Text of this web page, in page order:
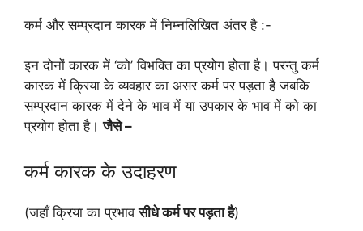
कर्म और सम्प्रदान कारक में निम्नलिखित अंतर है :-
इन दोनों कारक में ‘को’ विभक्ति का प्रयोग होता है। परन्तु कर्म
कारक में क्रिया के व्यवहार का असर कर्म पर पड़ता है जबकि
सम्प्रदान कारक में देने के भाव में या उपकार के भाव में को का
प्रयोग होता है।जैसे –
कर्म कारक के उदाहरण
(जहाँ क्रिया का प्रभावसीधे कर्म पर पड़ता है)